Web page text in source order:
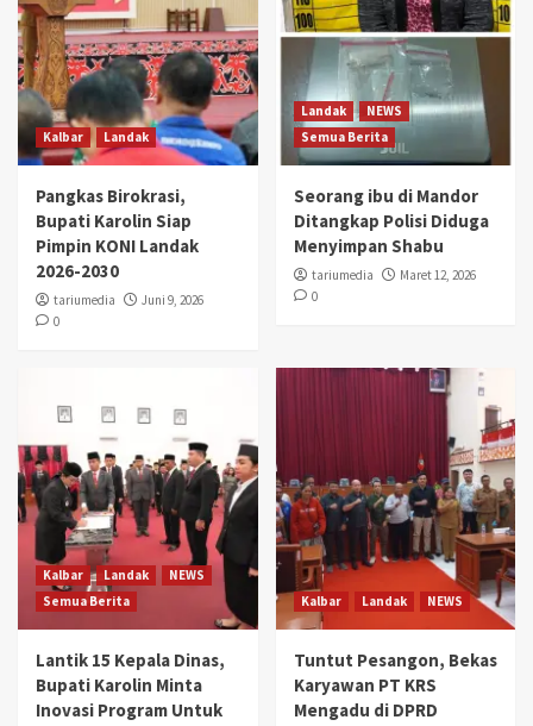
Kalbar Landak
Pangkas Birokrasi,
Bupati Karolin Siap
Pimpin KONI Landak
2026-2030
tariumedia
Juni 9, 2026
0
Landak
NEWS
Semua Berita
Seorang ibu di Mandor
Ditangkap Polisi Diduga
Menyimpan Shabu
tariumedia
Maret 12, 2026
0
Kalbar Landak
NEWS
Semua Berita
Lantik 15 Kepala Dinas,
Bupati Karolin Minta
Inovasi Program Untuk
Kalbar Landak NEWS
Tuntut Pesangon, Bekas
Karyawan PT KRS
Mengadu di DPRD